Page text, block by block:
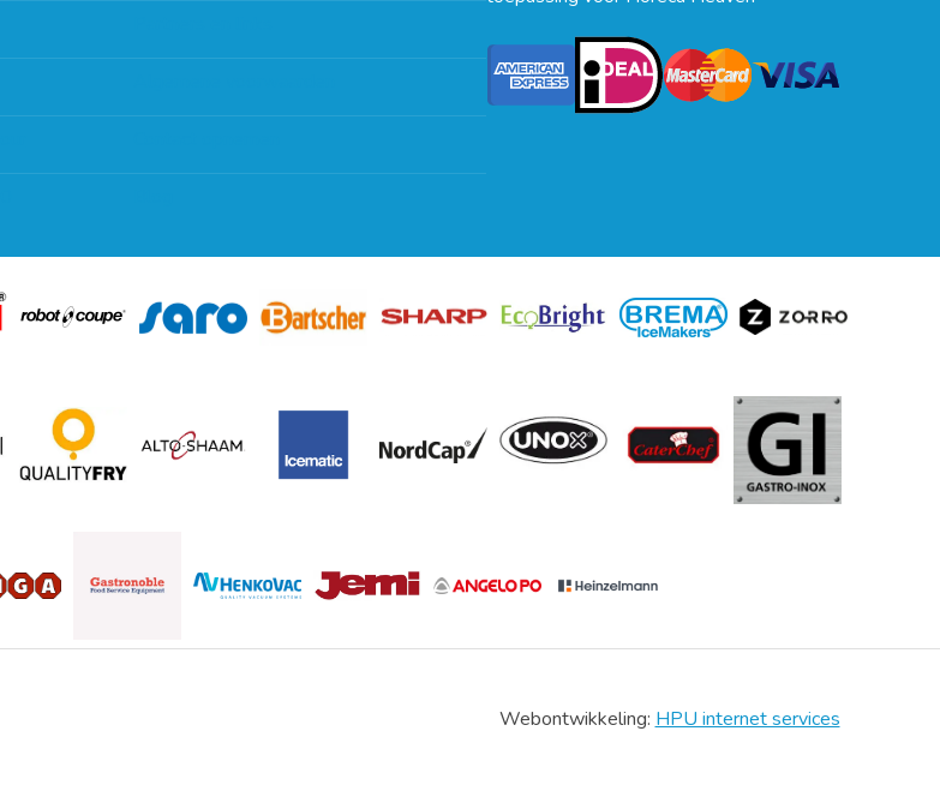
Webontwikkeling: HPU internet services